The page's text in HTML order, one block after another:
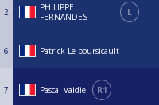
2
PHILIPPE
FERNANDES
L
6 Patrick Le boursicault
7 Pascal Vaidie R1